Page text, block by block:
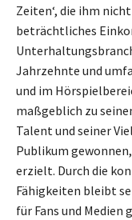
Zeiten‘, die ihm
beträchtliches
Jahrzehnte und
und im
maßgeblich zu
Talent und seiner
Publikum
erzielt. Durch die
Fähigkeiten bleibt
für Fans und Medien